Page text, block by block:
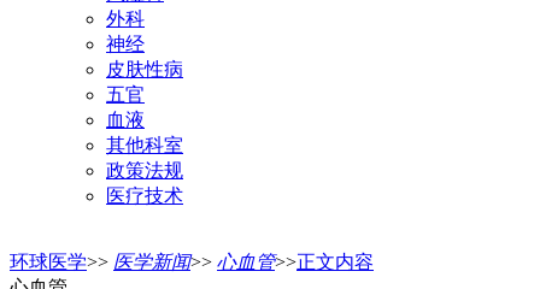
外科
神经
皮肤性病
五官
血液
其他科室
政策法规
医疗技术
环球医学>> 医学新闻>> 心血管>>正文内容